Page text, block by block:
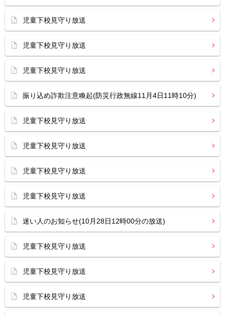
児童下校見守り放送
児童下校見守り放送
児童下校見守り放送
振り込め詐欺注意喚起(防災行政無線11月4日11時10分)
児童下校見守り放送
児童下校見守り放送
児童下校見守り放送
児童下校見守り放送
迷い人のお知らせ(10月28日12時00分の放送)
児童下校見守り放送
児童下校見守り放送
児童下校見守り放送